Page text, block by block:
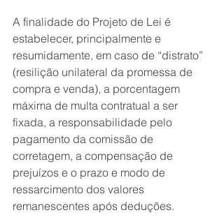
A finalidade do Projeto de Lei é
estabelecer, principalmente e
resumidamente, em caso de “distrato”
(resilição unilateral da promessa de
compra e venda), a porcentagem
máxima de multa contratual a ser
fixada, a responsabilidade pelo
pagamento da comissão de
corretagem, a compensação de
prejuízos e o prazo e modo de
ressarcimento dos valores
remanescentes após deduções.